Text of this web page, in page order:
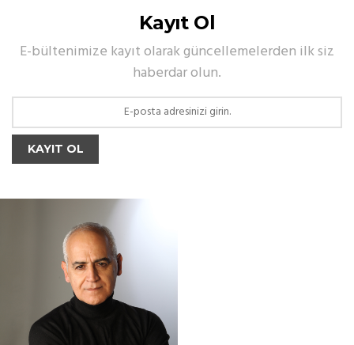
Kayıt Ol
E-bültenimize kayıt olarak güncellemelerden ilk siz
haberdar olun.
KAYIT OL